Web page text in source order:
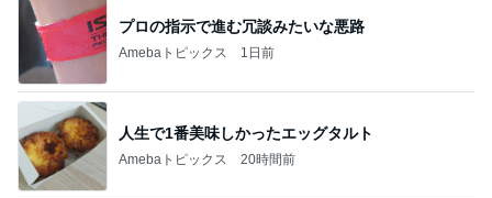
プロの指示で進む冗談みたいな悪路
Amebaトピックス 1日前
人生で1番美味しかったエッグタルト
Amebaトピックス 20時間前